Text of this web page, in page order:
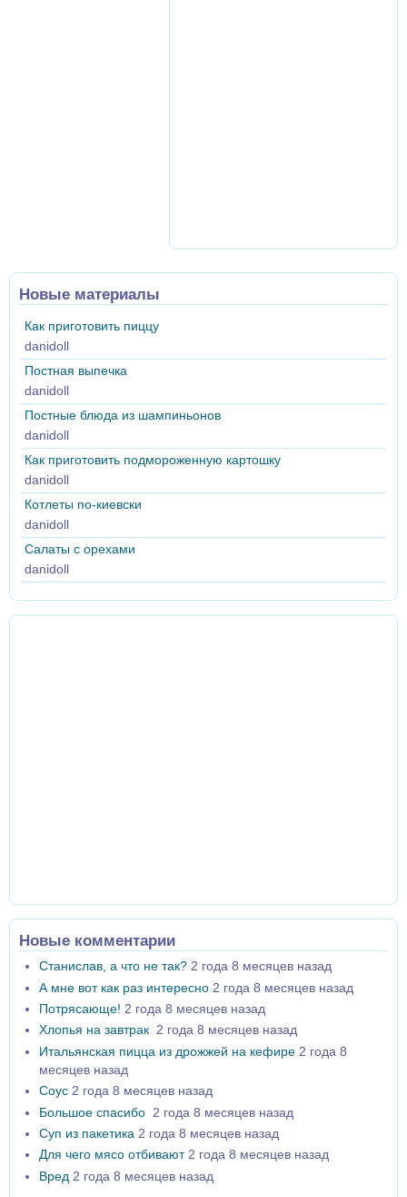
Новые материалы
Как приготовить пиццу
danidoll
Постная выпечка
danidoll
Постные блюда из шампиньонов
danidoll
Как приготовить подмороженную картошку
danidoll
Котлеты по-киевски
danidoll
Салаты с орехами
danidoll
Новые комментарии
Станислав, а что не так? 2 года 8 месяцев назад
А мне вот как раз интересно 2 года 8 месяцев назад
Потрясающе! 2 года 8 месяцев назад
Хлопья на завтрак 2 года 8 месяцев назад
Итальянская пицца из дрожжей на кефире 2 года 8
месяцев назад
Соус 2 года 8 месяцев назад
Большое спасибо 2 года 8 месяцев назад
Суп из пакетика 2 года 8 месяцев назад
Для чего мясо отбивают 2 года 8 месяцев назад
Вред 2 года 8 месяцев назад